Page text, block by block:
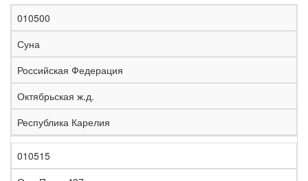
К
Н
а
з
в
а
н
С
т
а
е
е
з
н
а
я
д
о
о
Р
е
и
010500
Суна
Российская Федерация
Октябрьская ж.д.
Республика Карелия
010515